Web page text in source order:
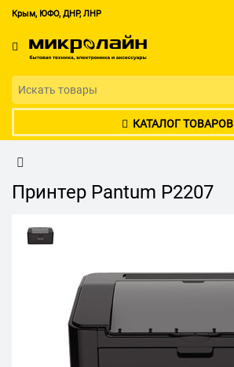
Крым, ЮФО, ДНР, ЛНР
КАТАЛОГ ТОВАРОВ
Принтер Pantum P2207